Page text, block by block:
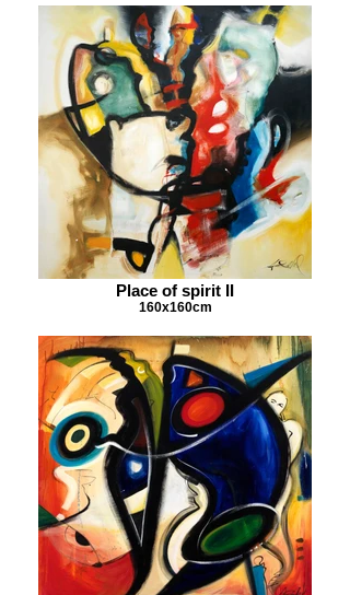
Place of spirit II
160x160cm